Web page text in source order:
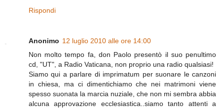
Rispondi
Anonimo 12 luglio 2010 alle ore 14:00
Non molto tempo fa, don Paolo presentò il suo penultimo
cd, "UT", a Radio Vaticana, non proprio una radio qualsiasi!
Siamo qui a parlare di imprimatum per suonare le canzoni
in chiesa, ma ci dimentichiamo che nei matrimoni viene
spesso suonata la marcia nuziale, che non mi sembra abbia
alcuna approvazione ecclesiastica..siamo tanto attenti a